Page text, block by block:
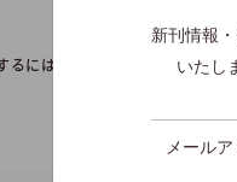
新刊情報
いたし
メール
るには画像をロールオーバー